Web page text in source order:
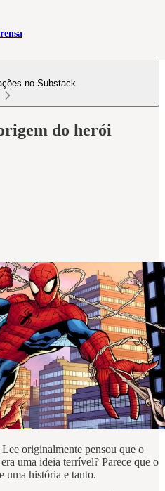
no Substack
do herói
originalmente pensou que o
uma ideia terrível? Parece que o
uma história e tanto.